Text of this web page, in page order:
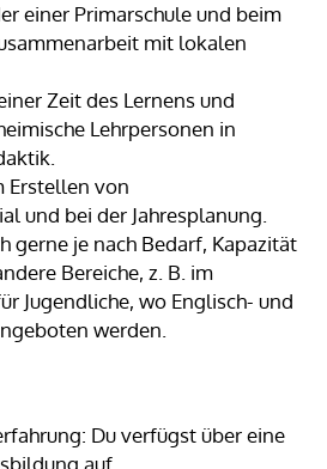
einer Primarschule und beim
mit lokalen
Zeit des Lernens und
Lehrpersonen in
Erstellen von
und bei der Jahresplanung.
gerne je nach Bedarf, Kapazität
Bereiche, z. B. im
Jugendliche, wo Englisch- und
werden.
Du verfügst über eine
auf